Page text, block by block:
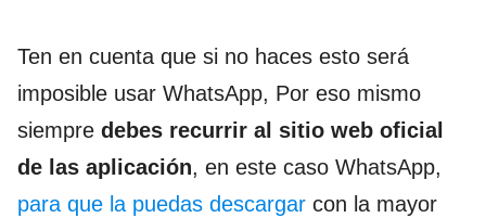
Ten en cuenta que si no haces esto será
imposible usar WhatsApp, Por eso mismo
siempre debes recurrir al sitio web oficial
de las aplicación, en este caso WhatsApp,
para que la puedas descargar con la mayor